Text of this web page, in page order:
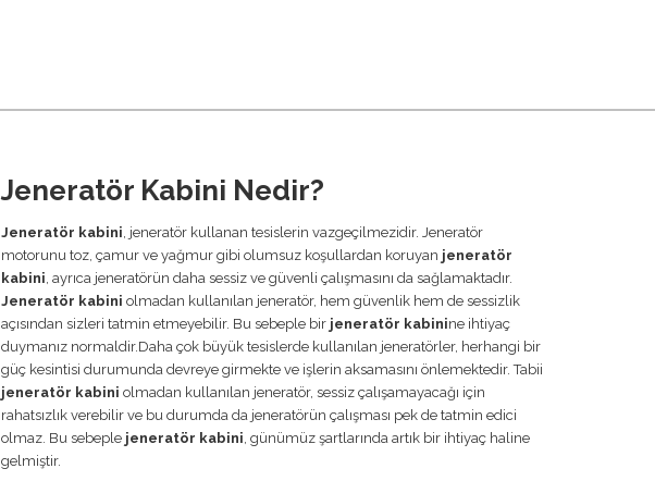
Jeneratör Kabini Nedir?
Jeneratör kabini, jeneratör kullanan tesislerin vazgeçilmezidir. Jeneratör
motorunu toz, çamur ve yağmur gibi olumsuz koşullardan koruyan jeneratör
kabini, ayrıca jeneratörün daha sessiz ve güvenli çalışmasını da sağlamaktadır.
Jeneratör kabini olmadan kullanılan jeneratör, hem güvenlik hem de sessizlik
açısından sizleri tatmin etmeyebilir. Bu sebeple bir jeneratör kabinine ihtiyaç
duymanız normaldir.Daha çok büyük tesislerde kullanılan jeneratörler, herhangi bir
güç kesintisi durumunda devreye girmekte ve işlerin aksamasını önlemektedir. Tabii
jeneratör kabini olmadan kullanılan jeneratör, sessiz çalışamayacağı için
rahatsızlık verebilir ve bu durumda da jeneratörün çalışması pek de tatmin edici
olmaz. Bu sebeple jeneratör kabini, günümüz şartlarında artık bir ihtiyaç haline
gelmiştir.